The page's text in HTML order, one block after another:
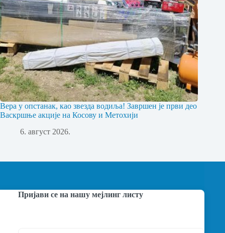
Вера у опстанак, као звезда водиља! Завршен је први део
Васкршње акције на Косову и Метохији
6. август 2026.
Пријави се на нашу мејлинг листу